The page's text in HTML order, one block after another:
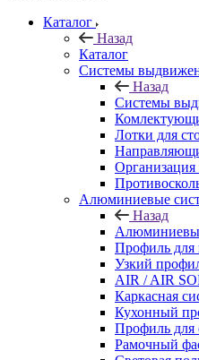
Каталог
Назад
Каталог
Системы
Назад
Системы
Лотки для
Организация
Алюминиевые
Назад
Профиль для
Узкий
AIR / AIR
Каркасная
Кухонный
Профиль для
Рамочный